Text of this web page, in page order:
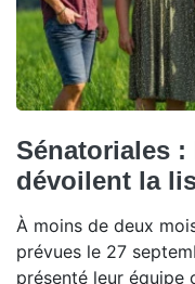
Sénatoriales
dévoilent la
À moins de deux
prévues le 27
présenté leur équipe